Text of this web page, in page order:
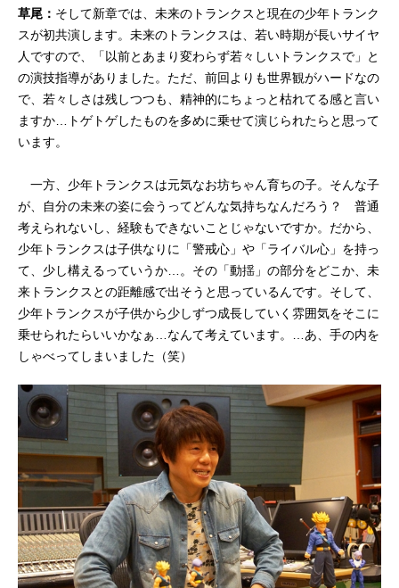
草尾： そして新章では、未来のトランクスと現在の少年トランク
スが初共演します。未来のトランクスは、若い時期が長いサイヤ
人ですので、「以前とあまり変わらず若々しいトランクスで」と
の演技指導がありました。ただ、前回よりも世界観がハードなの
で、若々しさは残しつつも、精神的にちょっと枯れてる感と言い
ますか…トゲトゲしたものを多めに乗せて演じられたらと思って
います。
一方、少年トランクスは元気なお坊ちゃん育ちの子。そんな子
が、自分の未来の姿に会うってどんな気持ちなんだろう？ 普通
考えられないし、経験もできないことじゃないですか。だから、
少年トランクスは子供なりに「警戒心」や「ライバル心」を持っ
て、少し構えるっていうか…。その「動揺」の部分をどこか、未
来トランクスとの距離感で出そうと思っているんです。そして、
少年トランクスが子供から少しずつ成長していく雰囲気をそこに
乗せられたらいいかなぁ…なんて考えています。…あ、手の内を
しゃべってしまいました（笑）